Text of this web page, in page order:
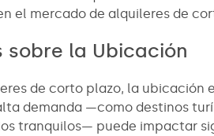
el mercado de alquileres de
sobre la Ubicación
de corto plazo, la ubicación
demanda —como destinos
tranquilos— puede impactar